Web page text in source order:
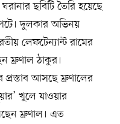
ছবিটি তৈরি হয়েছে
দুলকার অভিনয়
লেফটেন্যান্ট রামের
ম্রুণাল ঠাকুর।
আসছে ম্রুণালের
খুলে যাওয়ার
ম্রুণাল। এত